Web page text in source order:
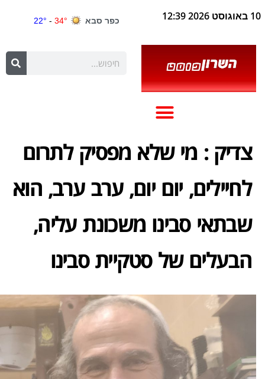
10 באוגוסט 2026 12:39
צדיק : מי שלא מפסיק לתרום
לחיילים, יום יום, ערב ערב, הוא
שבתאי סבינו משכונת עליה,
הבעלים של סטקיית סבינו